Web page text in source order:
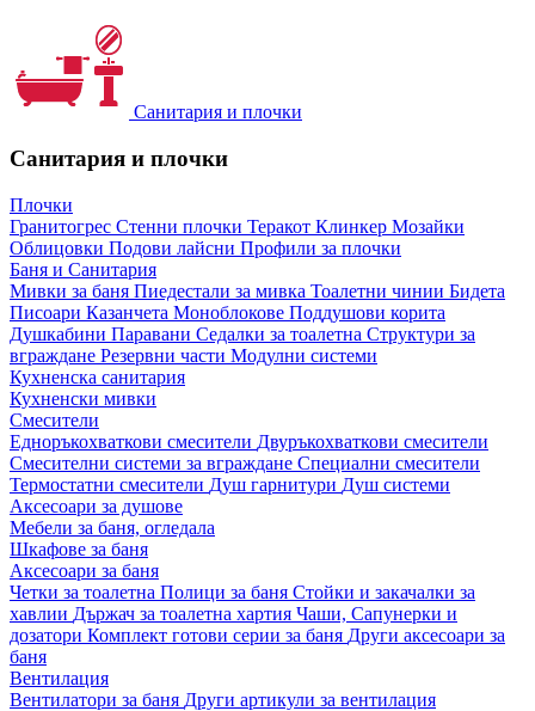
Санитария и плочки
Санитария и плочки
Плочки
Гранитогрес Стенни плочки Теракот Клинкер Мозайки
Облицовки Подови лайсни Профили за плочки
Баня и Санитария
Мивки за баня Пиедестали за мивка Тоалетни чинии Бидета
Писоари Казанчета Моноблокове Поддушови корита
Душкабини Паравани Седалки за тоалетна Структури за
вграждане Резервни части Модулни системи
Кухненска санитария
Кухненски мивки
Смесители
Едноръкохваткови смесители Двуръкохваткови смесители
Смесителни системи за вграждане Специални смесители
Термостатни смесители Душ гарнитури Душ системи
Аксесоари за душове
Мебели за баня, огледала
Шкафове за баня
Аксесоари за баня
Четки за тоалетна Полици за баня Стойки и закачалки за
хавлии Държач за тоалетна хартия Чаши, Сапунерки и
дозатори Комплект готови серии за баня Други аксесоари за
баня
Вентилация
Вентилатори за баня Други артикули за вентилация